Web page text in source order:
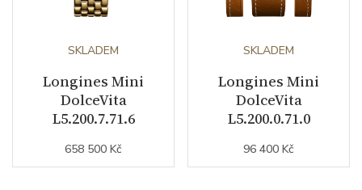
SKLADEM
Longines Mini
DolceVita
L5.200.7.71.6
658 500 Kč
SKLADEM
Longines Mini
DolceVita
L5.200.0.71.0
96 400 Kč